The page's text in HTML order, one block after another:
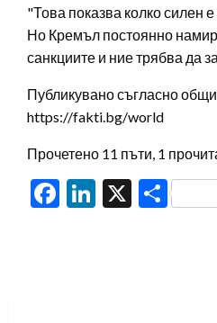
"Това показва колко силен
Но Кремъл постоянно
санкциите и ние трябва да
Публикувано съгласно
https://fakti.bg/world
Прочетено 11 пъти, 1
Facebook
LinkedIn
X